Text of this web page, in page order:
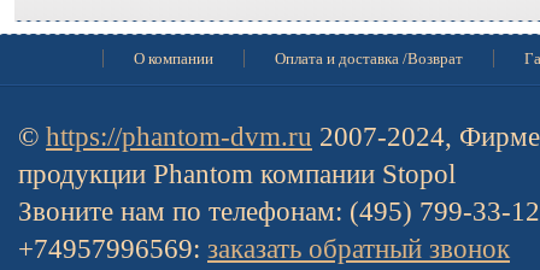
О компании Оплата и доставка /Возврат
© https://phantom-dvm.ru 2007-2024,
продукции Phantom компании Stopol
Звоните нам по телефонам: (495) 799-33-
+74957996569: заказать обратный звонок